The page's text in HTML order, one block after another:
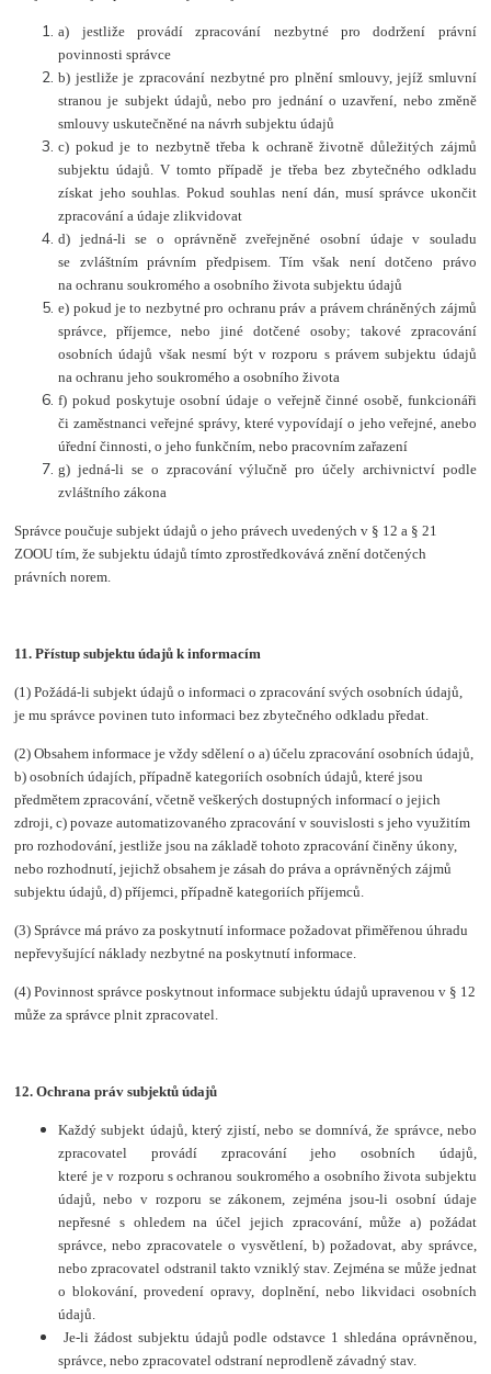
a) jestliže provádí zpracování nezbytné pro dodržení právní
povinnosti správce
b) jestliže je zpracování nezbytné pro plnění smlouvy, jejíž smluvní
stranou je subjekt údajů, nebo pro jednání o uzavření, nebo změně
smlouvy uskutečněné na návrh subjektu údajů
c) pokud je to nezbytně třeba k ochraně životně důležitých zájmů
subjektu údajů. V tomto případě je třeba bez zbytečného odkladu
získat jeho souhlas. Pokud souhlas není dán, musí správce ukončit
zpracování a údaje zlikvidovat
d) jedná-li se o oprávněně zveřejněné osobní údaje v souladu
se zvláštním právním předpisem. Tím však není dotčeno právo
na ochranu soukromého a osobního života subjektu údajů
e) pokud je to nezbytné pro ochranu práv a právem chráněných zájmů
správce, příjemce, nebo jiné dotčené osoby; takové zpracování
osobních údajů však nesmí být v rozporu s právem subjektu údajů
na ochranu jeho soukromého a osobního života
f) pokud poskytuje osobní údaje o veřejně činné osobě, funkcionáři
či zaměstnanci veřejné správy, které vypovídají o jeho veřejné, anebo
úřední činnosti, o jeho funkčním, nebo pracovním zařazení
g) jedná-li se o zpracování výlučně pro účely archivnictví podle
zvláštního zákona
Správce poučuje subjekt údajů o jeho právech uvedených v § 12 a § 21
ZOOU tím, že subjektu údajů tímto zprostředkovává znění dotčených
právních norem.
11. Přístup subjektu údajů k informacím
(1) Požádá-li subjekt údajů o informaci o zpracování svých osobních údajů,
je mu správce povinen tuto informaci bez zbytečného odkladu předat.
(2) Obsahem informace je vždy sdělení o a) účelu zpracování osobních údajů,
b) osobních údajích, případně kategoriích osobních údajů, které jsou
předmětem zpracování, včetně veškerých dostupných informací o jejich
zdroji, c) povaze automatizovaného zpracování v souvislosti s jeho využitím
pro rozhodování, jestliže jsou na základě tohoto zpracování činěny úkony,
nebo rozhodnutí, jejichž obsahem je zásah do práva a oprávněných zájmů
subjektu údajů, d) příjemci, případně kategoriích příjemců.
(3) Správce má právo za poskytnutí informace požadovat přiměřenou úhradu
nepřevyšující náklady nezbytné na poskytnutí informace.
(4) Povinnost správce poskytnout informace subjektu údajů upravenou v § 12
může za správce plnit zpracovatel.
12. Ochrana práv subjektů údajů
Každý subjekt údajů, který zjistí, nebo se domnívá, že správce, nebo
zpracovatel provádí zpracování jeho osobních údajů,
které je v rozporu s ochranou soukromého a osobního života subjektu
údajů, nebo v rozporu se zákonem, zejména jsou-li osobní údaje
nepřesné s ohledem na účel jejich zpracování, může a) požádat
správce, nebo zpracovatele o vysvětlení, b) požadovat, aby správce,
nebo zpracovatel odstranil takto vzniklý stav. Zejména se může jednat
o blokování, provedení opravy, doplnění, nebo likvidaci osobních
údajů.
Je-li žádost subjektu údajů podle odstavce 1 shledána oprávněnou,
správce, nebo zpracovatel odstraní neprodleně závadný stav.